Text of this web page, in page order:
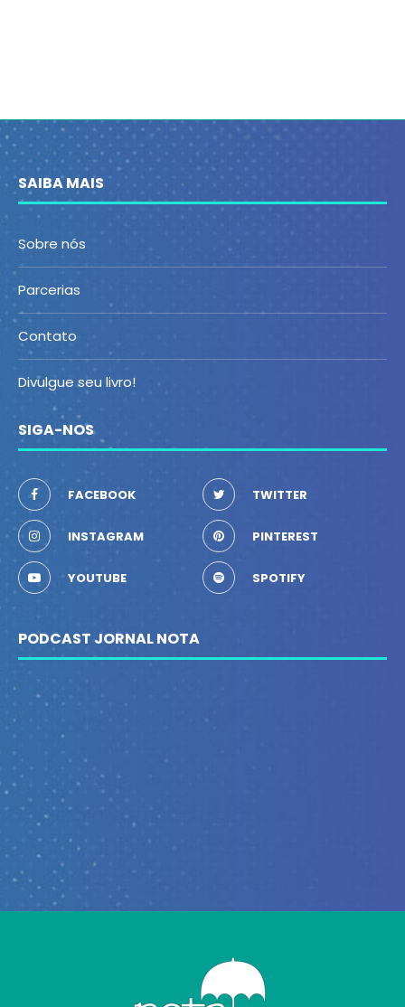
SAIBA MAIS
Sobre nós
Parcerias
Contato
Divulgue seu livro!
SIGA-NOS
FACEBOOK TWITTER
INSTAGRAM PINTEREST
YOUTUBE SPOTIFY
PODCAST JORNAL NOTA